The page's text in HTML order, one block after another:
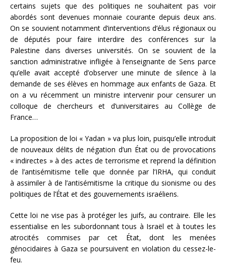
certains sujets que des politiques ne souhaitent pas voir
abordés sont devenues monnaie courante depuis deux ans.
On se souvient notamment d’interventions d’élus régionaux ou
de députés pour faire interdire des conférences sur la
Palestine dans diverses universités. On se souvient de la
sanction administrative infligée à l’enseignante de Sens parce
qu’elle avait accepté d’observer une minute de silence à la
demande de ses élèves en hommage aux enfants de Gaza. Et
on a vu récemment un ministre intervenir pour censurer un
colloque de chercheurs et d’universitaires au Collège de
France…
La proposition de loi « Yadan » va plus loin, puisqu’elle introduit
de nouveaux délits de négation d’un État ou de provocations
« indirectes » à des actes de terrorisme et reprend la définition
de l’antisémitisme telle que donnée par l’IRHA, qui conduit
à assimiler à de l’antisémitisme la critique du sionisme ou des
politiques de l’État et des gouvernements israéliens.
Cette loi ne vise pas à protéger les juifs, au contraire. Elle les
essentialise en les subordonnant tous à Israël et à toutes les
atrocités commises par cet État, dont les menées
génocidaires à Gaza se poursuivent en violation du cessez-le-
feu.